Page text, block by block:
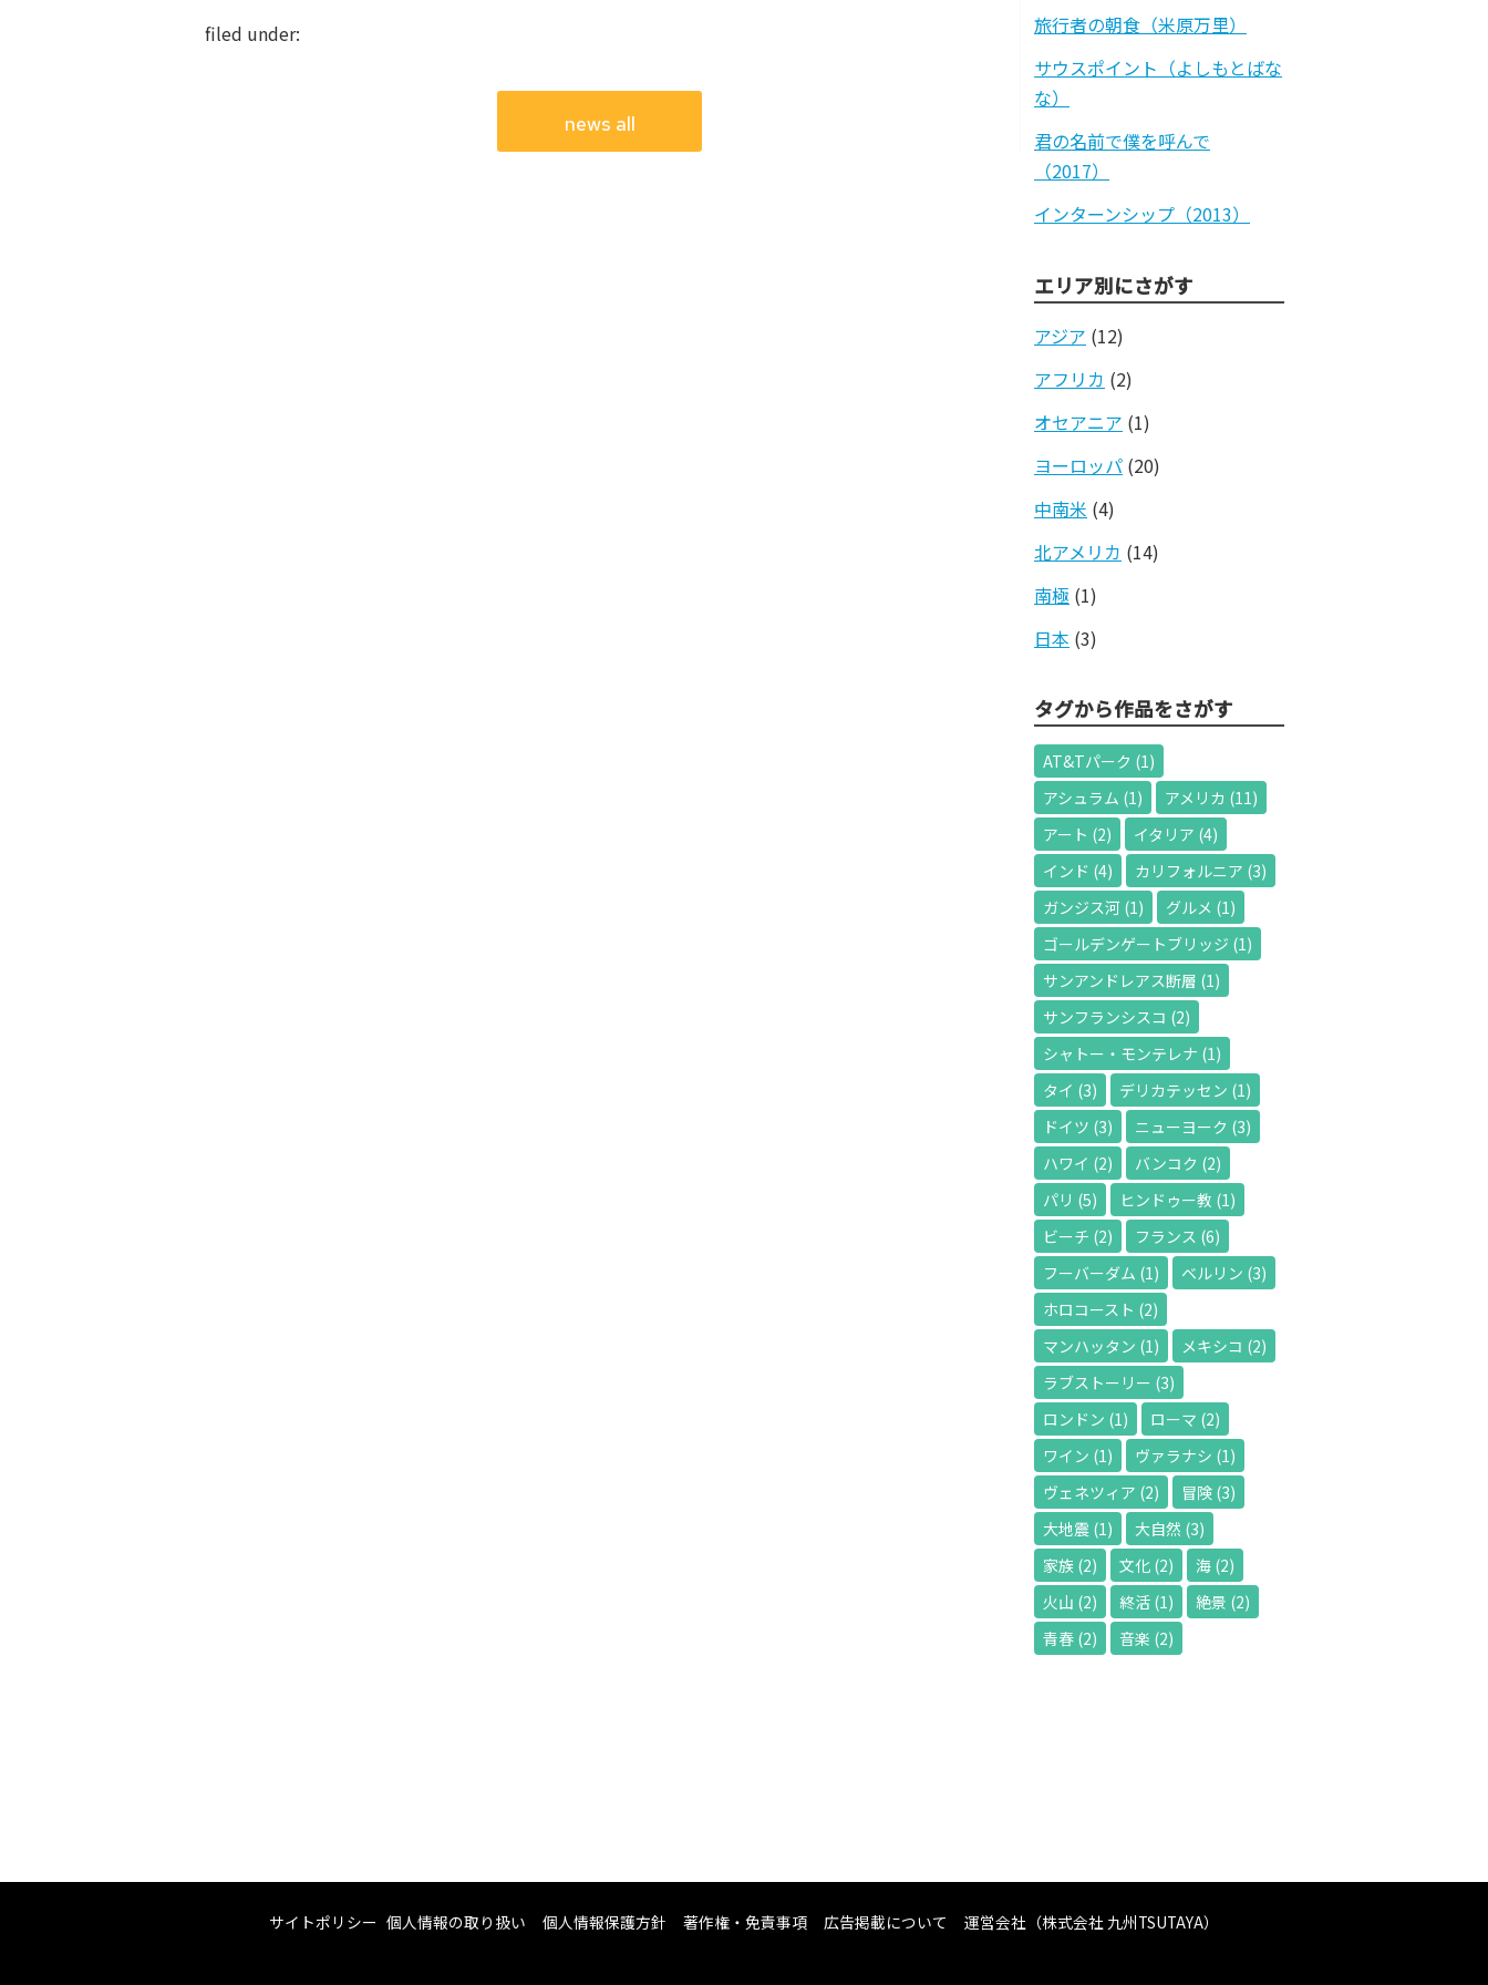
filed under:
news all
旅行者の朝食（米原万里）
サウスポイント（よしもとばな
な）
君の名前で僕を呼んで
（2017）
インターンシップ（2013）
エリア別にさがす
アジア (12)
アフリカ (2)
オセアニア (1)
ヨーロッパ (20)
中南米 (4)
北アメリカ (14)
南極 (1)
日本 (3)
タグから作品をさがす
AT&Tパーク (1)
アシュラム (1) アメリカ (11)
アート (2) イタリア (4)
インド (4) カリフォルニア (3)
ガンジス河 (1) グルメ (1)
ゴールデンゲートブリッジ (1)
サンアンドレアス断層 (1)
サンフランシスコ (2)
シャトー・モンテレナ (1)
タイ (3) デリカテッセン (1)
ドイツ (3) ニューヨーク (3)
ハワイ (2) バンコク (2)
パリ (5) ヒンドゥー教 (1)
ビーチ (2) フランス (6)
フーバーダム (1) ベルリン (3)
ホロコースト (2)
マンハッタン (1) メキシコ (2)
ラブストーリー (3)
ロンドン (1) ローマ (2)
ワイン (1) ヴァラナシ (1)
ヴェネツィア (2) 冒険 (3)
大地震 (1) 大自然 (3)
家族 (2) 文化 (2) 海 (2)
火山 (2) 終活 (1) 絶景 (2)
青春 (2) 音楽 (2)
サイトポリシー 個人情報の取り扱い 個人情報保護方針 著作権・免責事項 広告掲載について 運営会社（株式会社 九州TSUTAYA）